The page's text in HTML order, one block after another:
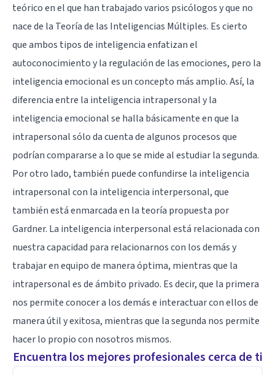
teórico en el que han trabajado varios psicólogos y que no
nace de la Teoría de las Inteligencias Múltiples. Es cierto
que ambos tipos de inteligencia enfatizan el
autoconocimiento y la regulación de las emociones, pero la
inteligencia emocional es un concepto más amplio. Así, la
diferencia entre la inteligencia intrapersonal y la
inteligencia emocional se halla básicamente en que la
intrapersonal sólo da cuenta de algunos procesos que
podrían compararse a lo que se mide al estudiar la segunda.
Por otro lado, también puede confundirse la inteligencia
intrapersonal con la inteligencia interpersonal, que
también está enmarcada en la teoría propuesta por
Gardner. La inteligencia interpersonal está relacionada con
nuestra capacidad para relacionarnos con los demás y
trabajar en equipo de manera óptima, mientras que la
intrapersonal es de ámbito privado. Es decir, que la primera
nos permite conocer a los demás e interactuar con ellos de
manera útil y exitosa, mientras que la segunda nos permite
hacer lo propio con nosotros mismos.
Encuentra los mejores profesionales cerca de ti